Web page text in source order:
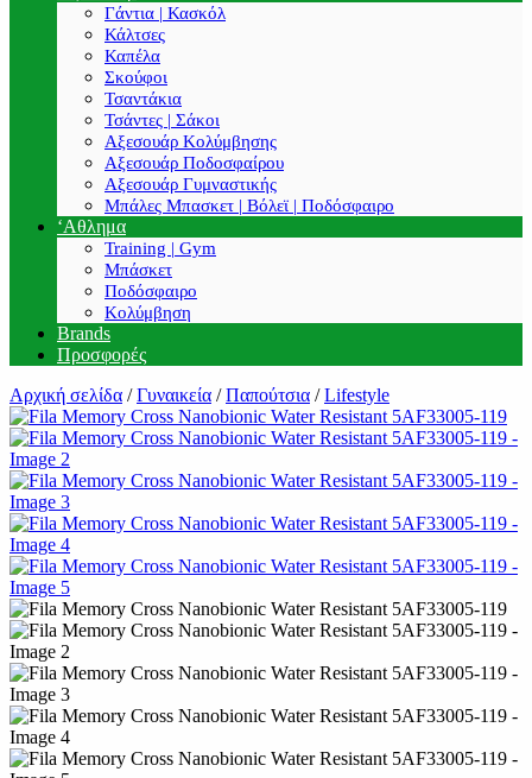
Γάντια | Κασκόλ
Κάλτσες
Καπέλα
Σκούφοι
Τσαντάκια
Τσάντες | Σάκοι
Αξεσουάρ Κολύμβησης
Αξεσουάρ Ποδοσφαίρου
Αξεσουάρ Γυμναστικής
Μπάλες Μπασκετ | Βόλεϊ | Ποδόσφαιρο
‘Αθλημα
Training | Gym
Μπάσκετ
Ποδόσφαιρο
Κολύμβηση
Brands
Προσφορές
Αρχική σελίδα / Γυναικεία / Παπούτσια / Lifestyle